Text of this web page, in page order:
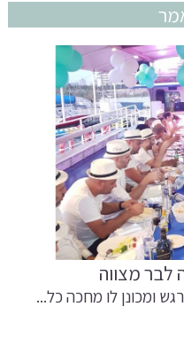
לבר מצווה
ומכונן לו מחכה כל...